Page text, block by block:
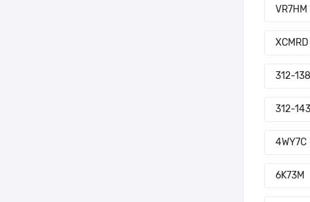
VR7HM
XCMRD
312-
312-
4WY7C
6K73M